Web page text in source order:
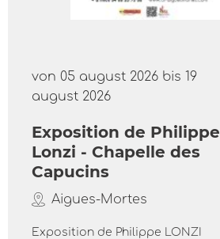
von 05 august 2026 bis 19
august 2026
Exposition de Philippe
Lonzi - Chapelle des
Capucins
Aigues-Mortes
Exposition de Philippe LONZI